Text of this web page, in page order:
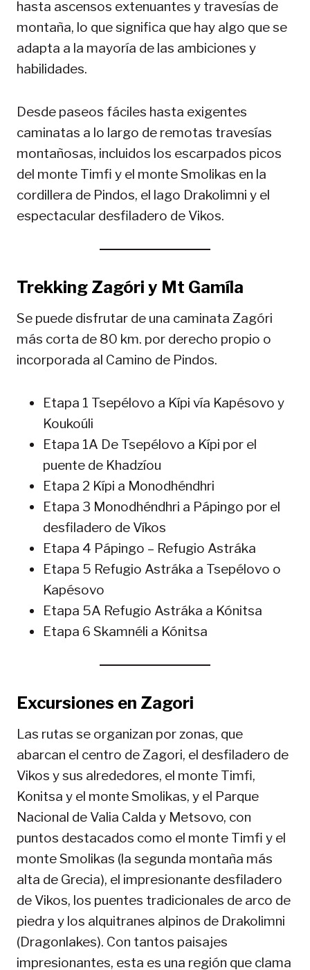
hasta ascensos extenuantes y travesías de
montaña, lo que significa que hay algo que se
adapta a la mayoría de las ambiciones y
habilidades.
Desde paseos fáciles hasta exigentes
caminatas a lo largo de remotas travesías
montañosas, incluidos los escarpados picos
del monte Timfi y el monte Smolikas en la
cordillera de Pindos, el lago Drakolimni y el
espectacular desfiladero de Vikos.
Trekking Zagóri y Mt Gamíla
Se puede disfrutar de una caminata Zagóri
más corta de 80 km. por derecho propio o
incorporada al Camino de Pindos.
Etapa 1 Tsepélovo a Kípi vía Kapésovo y
Koukoúli
Etapa 1A De Tsepélovo a Kípi por el
puente de Khadzíou
Etapa 2 Kípi a Monodhéndhri
Etapa 3 Monodhéndhri a Pápingo por el
desfiladero de Víkos
Etapa 4 Pápingo – Refugio Astráka
Etapa 5 Refugio Astráka a Tsepélovo o
Kapésovo
Etapa 5A Refugio Astráka a Kónitsa
Etapa 6 Skamnéli a Kónitsa
Excursiones en Zagori
Las rutas se organizan por zonas, que
abarcan el centro de Zagori, el desfiladero de
Vikos y sus alrededores, el monte Timfi,
Konitsa y el monte Smolikas, y el Parque
Nacional de Valia Calda y Metsovo, con
puntos destacados como el monte Timfi y el
monte Smolikas (la segunda montaña más
alta de Grecia), el impresionante desfiladero
de Vikos, los puentes tradicionales de arco de
piedra y los alquitranes alpinos de Drakolimni
(Dragonlakes). Con tantos paisajes
impresionantes, esta es una región que clama